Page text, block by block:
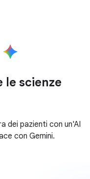
le scienze
dei pazienti con un'AI
con Gemini.